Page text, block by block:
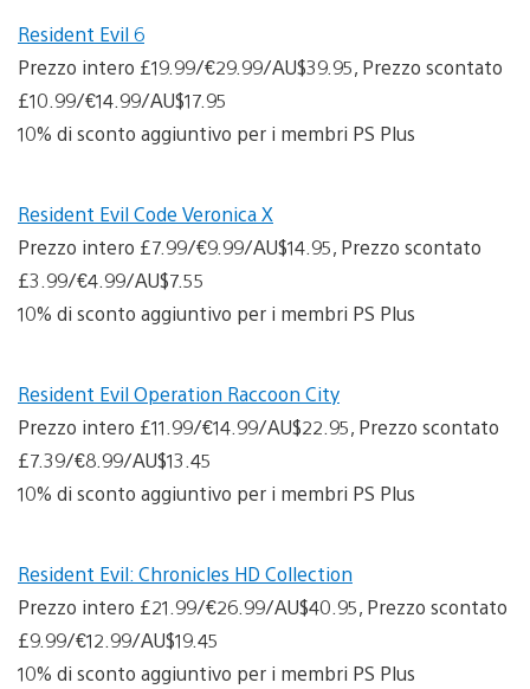
Resident Evil 6
Prezzo intero £19.99/€29.99/AU$39.95, Prezzo scontato
£10.99/€14.99/AU$17.95
10% di sconto aggiuntivo per i membri PS Plus
Resident Evil Code Veronica X
Prezzo intero £7.99/€9.99/AU$14.95, Prezzo scontato
£3.99/€4.99/AU$7.55
10% di sconto aggiuntivo per i membri PS Plus
Resident Evil Operation Raccoon City
Prezzo intero £11.99/€14.99/AU$22.95, Prezzo scontato
£7.39/€8.99/AU$13.45
10% di sconto aggiuntivo per i membri PS Plus
Resident Evil: Chronicles HD Collection
Prezzo intero £21.99/€26.99/AU$40.95, Prezzo scontato
£9.99/€12.99/AU$19.45
10% di sconto aggiuntivo per i membri PS Plus